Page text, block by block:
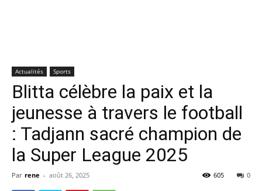
Actualités Sports
Blitta célèbre la paix et la
jeunesse à travers le football
: Tadjann sacré champion de
la Super League 2025
Par rene - août 26, 2025 0
605